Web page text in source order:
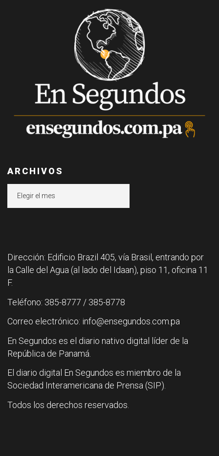
ARCHIVOS
Dirección: Edificio Brazil 405, vía Brasil, entrando por
la Calle del Agua (al lado del Idaan), piso 11, oficina 11
F.
Teléfono: 385-8777 / 385-8778
Correo electrónico: info@ensegundos.com.pa
En Segundos es el diario nativo digital líder de la
República de Panamá.
El diario digital En Segundos es miembro de la
Sociedad Interamericana de Prensa (SIP).
Todos los derechos reservados.